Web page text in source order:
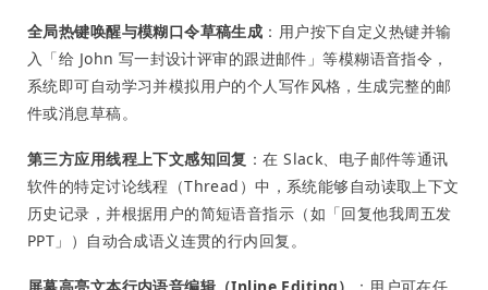
全局热键唤醒与模糊口令草稿生成 ：用户按下自定义热键并输
入「给 John 写一封设计评审的跟进邮件」等模糊语音指令，
系统即可自动学习并模拟用户的个人写作风格，生成完整的邮
件或消息草稿。
第三方应用线程上下文感知回复 ：在 Slack、电子邮件等通讯
软件的特定讨论线程（Thread）中，系统能够自动读取上下文
历史记录，并根据用户的简短语音指示（如「回复他我周五发
PPT」）自动合成语义连贯的行内回复。
屏幕高亮文本行内语音编辑（Inline Editing）
：用户可在任